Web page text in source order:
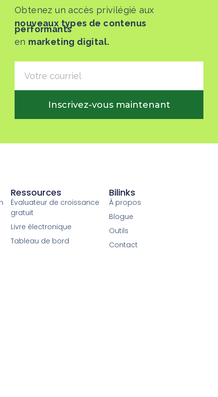
Obtenez un accès privilégié aux
nouveaux types de contenus
performants
en marketing digital.
Inscrivez-vous maintenant
Bilinks
À propos
Blogue
Outils
Contact
Ressources
Évaluateur de croissance
gratuit
Livre électronique
Tableau de bord